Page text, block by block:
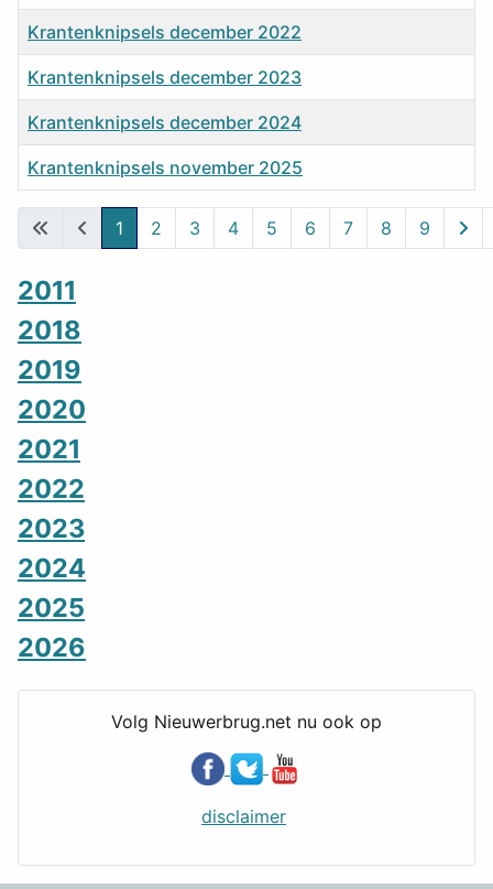
Artikelen
Krantenknipsels december 2022
Krantenknipsels december 2023
Krantenknipsels december 2024
Krantenknipsels november 2025
Pagina 1 van 9
1 2 3 4 5 6 7 8 9
2011
2018
2019
2020
2021
2022
2023
2024
2025
2026
Volg Nieuwerbrug.net nu ook op
disclaimer